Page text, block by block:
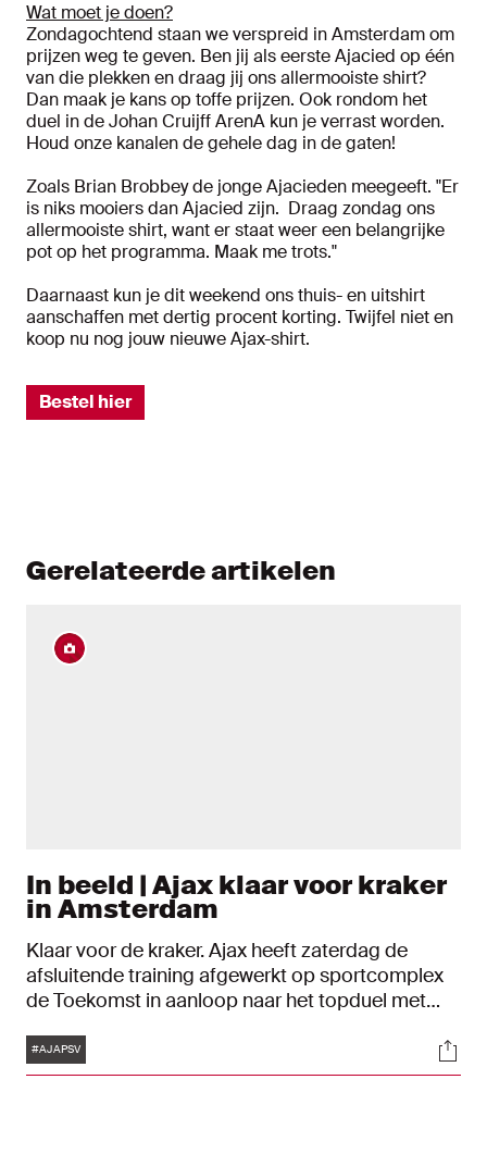
Wat moet je doen?
Zondagochtend staan we verspreid in Amsterdam om
prijzen weg te geven. Ben jij als eerste Ajacied op één
van die plekken en draag jij ons allermooiste shirt?
Dan maak je kans op toffe prijzen. Ook rondom het
duel in de Johan Cruijff ArenA kun je verrast worden.
Houd onze kanalen de gehele dag in de gaten!
Zoals Brian Brobbey de jonge Ajacieden meegeeft. "Er
is niks mooiers dan Ajacied zijn. Draag zondag ons
allermooiste shirt, want er staat weer een belangrijke
pot op het programma. Maak me trots."
Daarnaast kun je dit weekend ons thuis- en uitshirt
aanschaffen met dertig procent korting. Twijfel niet en
koop nu nog jouw nieuwe Ajax-shirt.
Bestel hier
Gerelateerde artikelen
In beeld | Ajax klaar voor kraker
in Amsterdam
Klaar voor de kraker. Ajax heeft zaterdag de
afsluitende training afgewerkt op sportcomplex
de Toekomst in aanloop naar het topduel met
de Eredivisie wordt zondag vanaf 16:45 uur
gespeeld in de Johan Cruijff ArenA.
Tags
#AJAPSV